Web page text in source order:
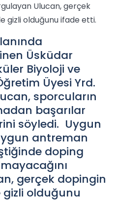
Ulucan, gerçek
gizli olduğunu ifade etti.
Üsküdar
Biyoloji ve
Üyesi Yrd.
sporcuların
başarılar
söyledi. Uygun
antreman
doping
gerçek dopingin
olduğunu